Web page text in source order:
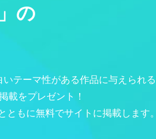
の
テーマ性がある作品に与えられ
載をプレゼント！
ともに無料でサイトに掲載します